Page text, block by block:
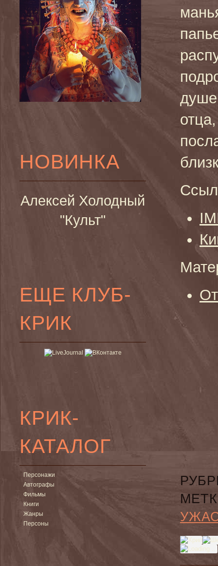
НОВИНКА
Алексей Холодный
"Культ"
ЕЩЕ КЛУБ-
КРИК
КРИК-
КАТАЛОГ
Персонажи
Автографы
Фильмы
Книги
Жанры
Персоны